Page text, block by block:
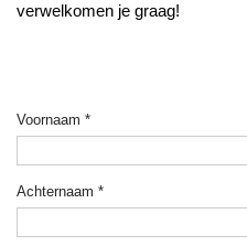
verwelkomen je graag!
Voornaam *
Achternaam *